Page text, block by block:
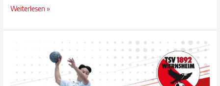
Heimspiel-
in
Lindenhalle
Saisonauftakt
Weiterlesen »